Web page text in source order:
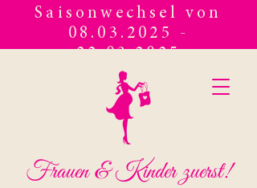
Frauen & Kinder zuerst!
Saisonwechsel von
08.03.2025 -
22.03.2025